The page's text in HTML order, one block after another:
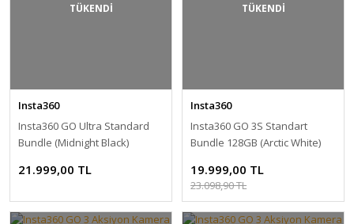
TÜKENDİ
Insta360
Insta360 GO Ultra Standard
Bundle (Midnight Black)
21.999,00 TL
TÜKENDİ
Insta360
Insta360 GO 3S Standart
Bundle 128GB (Arctic White)
19.999,00 TL
23.098,90 TL